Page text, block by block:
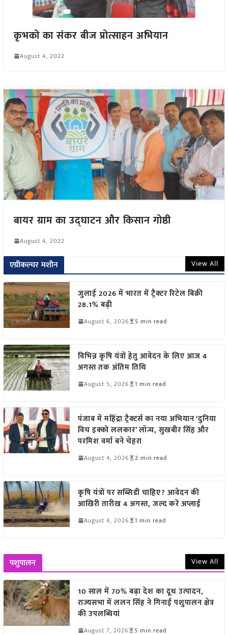
कृभको का संकर बीज प्रोत्साहन अभियान
August 4, 2022
बायर ग्राम का उद्घाटन और किसान गोष्ठी
August 4, 2022
एग्रीकल्चर मशीन View All
जुलाई 2026 में भारत में ट्रैक्टर रिटेल बिक्री
28.1% बढ़ी
August 6, 2026 5 min read
विभिन्न कृषि यंत्रों हेतु आवेदन के लिए आज 4
अगस्त तक अंतिम तिथि
August 5, 2026 1 min read
पंजाब में महिंद्रा ट्रैक्टर्स का नया अभियान ‘दुनिया
विच इक्को ललकार’ लॉन्च, सुखबीर सिंह और
परमिश वर्मा बने चेहरा
August 4, 2026 2 min read
कृषि यंत्रों पर सब्सिडी चाहिए? आवेदन की
आखिरी तारीख 4 अगस्त, जल्द करें अप्लाई
August 4, 2026 1 min read
पशुपालन View All
10 साल में 70% बढ़ा देश का दूध उत्पादन,
राज्यसभा में ललन सिंह ने गिनाईं पशुपालन क्षेत्र
की उपलब्धियां
August 7, 2026 5 min read